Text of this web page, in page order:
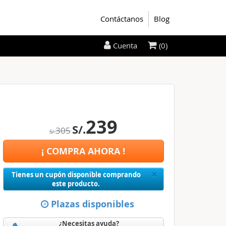
Contáctanos Blog
S/.305S/.239
¡ COMPRA AHORA !
×Close
Tienes un cupón disponible comprando
este producto.
Plazas disponibles
¿Necesitas ayuda?
Cuenta (0)